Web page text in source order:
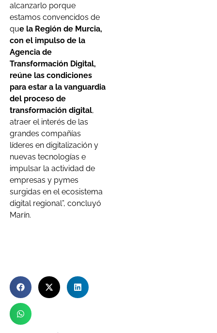
alcanzarlo porque
estamos convencidos de
que la Región de Murcia,
con el impulso de la
Agencia de
Transformación Digital,
reúne las condiciones
para estar a la vanguardia
del proceso de
transformación digital,
atraer el interés de las
grandes compañías
líderes en digitalización y
nuevas tecnologías e
impulsar la actividad de
empresas y pymes
surgidas en el ecosistema
digital regional”, concluyó
Marín.